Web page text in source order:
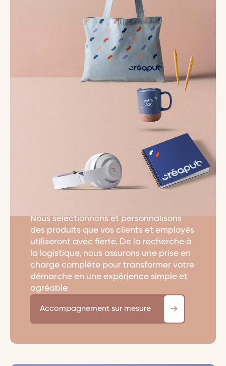
Objets promotionnels
Faites rayonner votre
Nous sélectionnons et personnalisons
des produits que vos clients et employés
utiliseront avec fierté. De la recherche à
la logistique, nous assurons une prise en
charge complète pour transformer votre
démarche en une expérience simple et
agréable.
Accompagnement sur mesure